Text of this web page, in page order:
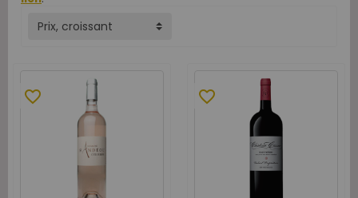
Prix, croissant
favorite_border favorite_border